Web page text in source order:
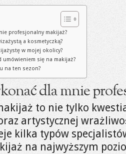
profesjonalny makijaż?
a kosmetyczką?
w mojej okolicy?
umówieniem się na makijaż?
na ten sezon?
dla mnie
to nie tylko
artystycznej
kilka typów
na najwyższym